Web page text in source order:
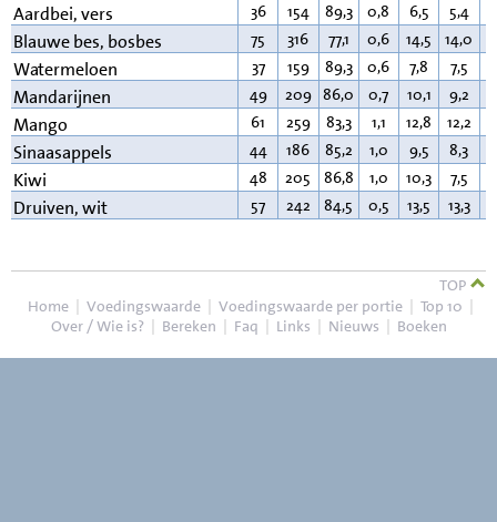
Aardbei, vers 36 154 89,3 0,8 6,5 5,4
Blauwe bes, bosbes 75 316 77,1 0,6 14,5 14,0
Watermeloen 37 159 89,3 0,6 7,8 7,5
Mandarijnen 49 209 86,0 0,7 10,1 9,2
Mango 61 259 83,3 1,1 12,8 12,2
Sinaasappels 44 186 85,2 1,0 9,5 8,3
Kiwi 48 205 86,8 1,0 10,3 7,5
Druiven, wit 57 242 84,5 0,5 13,5 13,3
TOP
Home | Voedingswaarde | Voedingswaarde per portie | Top 10 |
Over / Wie is? | Bereken | Faq | Links | Nieuws | Boeken